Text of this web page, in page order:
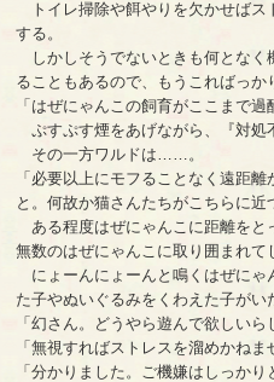
トイレ掃除や餌やりを欠かせばス
する。
しかしそうでないときも何となく
ることもあるので、もうこればっか
「はぜにゃんこの飼育がここまで
ぷすぷす煙をあげながら、『対処
その一方ワルドは……。
「必要以上にモフることなく遠距
と。何故か猫さんたちがこちらに近
ある程度はぜにゃんこに距離をと
無数のはぜにゃんこに取り囲まれて
にょーんにょーんと鳴くはぜにゃ
た子やぬいぐるみをくわえた子がい
「幻さん。どうやら遊んで欲しい
「無視すればストレスを溜めかねま
「分かりました。ご機嫌はしっかり